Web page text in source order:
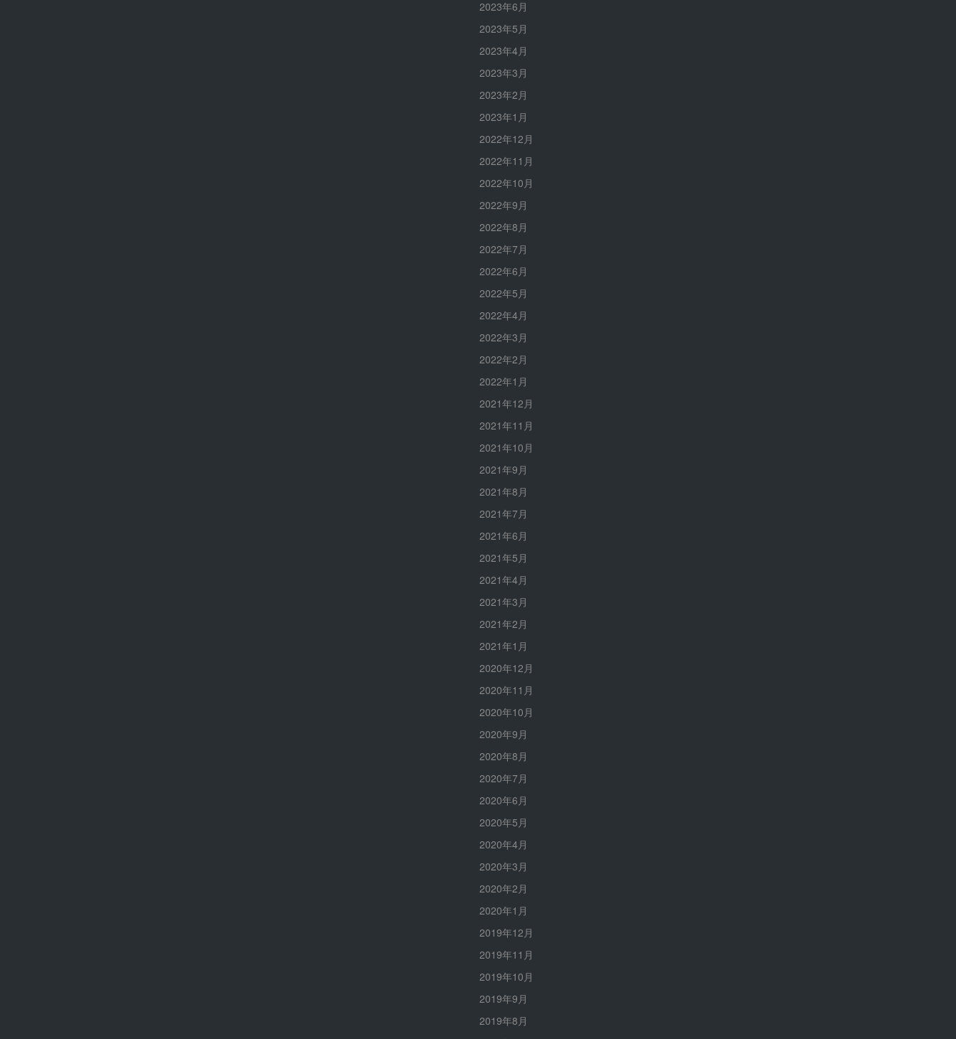
2023年6月
2023年5月
2023年4月
2023年3月
2023年2月
2023年1月
2022年12月
2022年11月
2022年10月
2022年9月
2022年8月
2022年7月
2022年6月
2022年5月
2022年4月
2022年3月
2022年2月
2022年1月
2021年12月
2021年11月
2021年10月
2021年9月
2021年8月
2021年7月
2021年6月
2021年5月
2021年4月
2021年3月
2021年2月
2021年1月
2020年12月
2020年11月
2020年10月
2020年9月
2020年8月
2020年7月
2020年6月
2020年5月
2020年4月
2020年3月
2020年2月
2020年1月
2019年12月
2019年11月
2019年10月
2019年9月
2019年8月